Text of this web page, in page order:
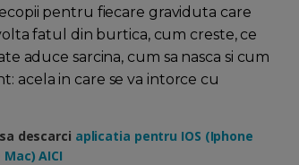
pentru fiecare graviduta care
fatul din burtica, cum creste, ce
aduce sarcina, cum sa nasca si cum
acela in care se va intorce cu
descarci aplicatia pentru IOS (Iphone
AICI